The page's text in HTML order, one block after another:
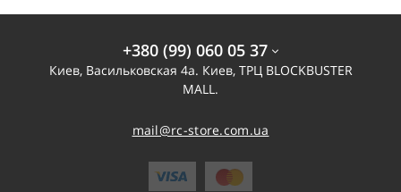
+380 (99) 060 05 37
Киев, Васильковская 4а. Киев, ТРЦ BLOCKBUSTER
MALL.
mail@rc-store.com.ua